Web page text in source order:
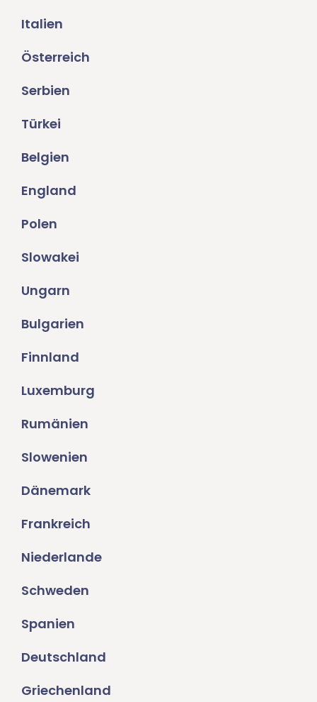
Italien
Österreich
Serbien
Türkei
Belgien
England
Polen
Slowakei
Ungarn
Bulgarien
Finnland
Luxemburg
Rumänien
Slowenien
Dänemark
Frankreich
Niederlande
Schweden
Spanien
Deutschland
Griechenland